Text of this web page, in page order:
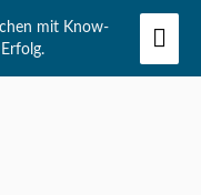
mit Know-